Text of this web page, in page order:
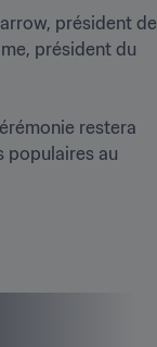
président de
président du
restera
populaires au